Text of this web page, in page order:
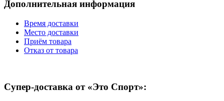
Дополнительная информация
Время доставки
Место доставки
Приём товара
Отказ от товара
Супер-доставка от «Это Спорт»: